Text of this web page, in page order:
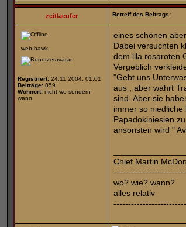
zeitlaeufer Betreff des Beitrags:
web-hawk
Registriert: 24.11.2004, 01:01
Beiträge: 859
Wohnort: nicht wo sondern
wann
eines schönen
Dabei versuchten
dem lila rosaroten
Vergeblich
"Gebt uns
aus , aber wahrt
sind. Aber sie
immer so
Papadokiniesien
ansonsten wird "
Chief Martin
wo? wie? wann?
alles relativ